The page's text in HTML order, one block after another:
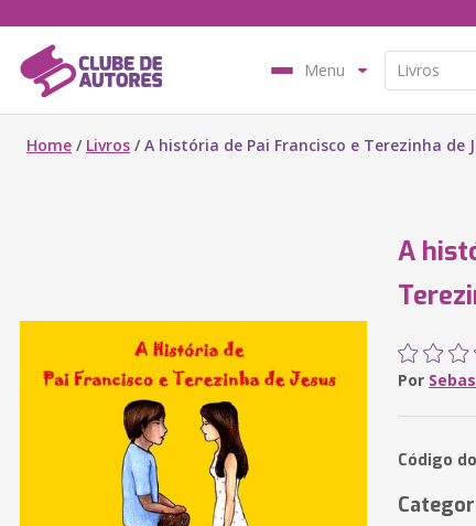
Menu
Home / Livros /A história de Pai Francisco e Terezinha de
A
Por
Código